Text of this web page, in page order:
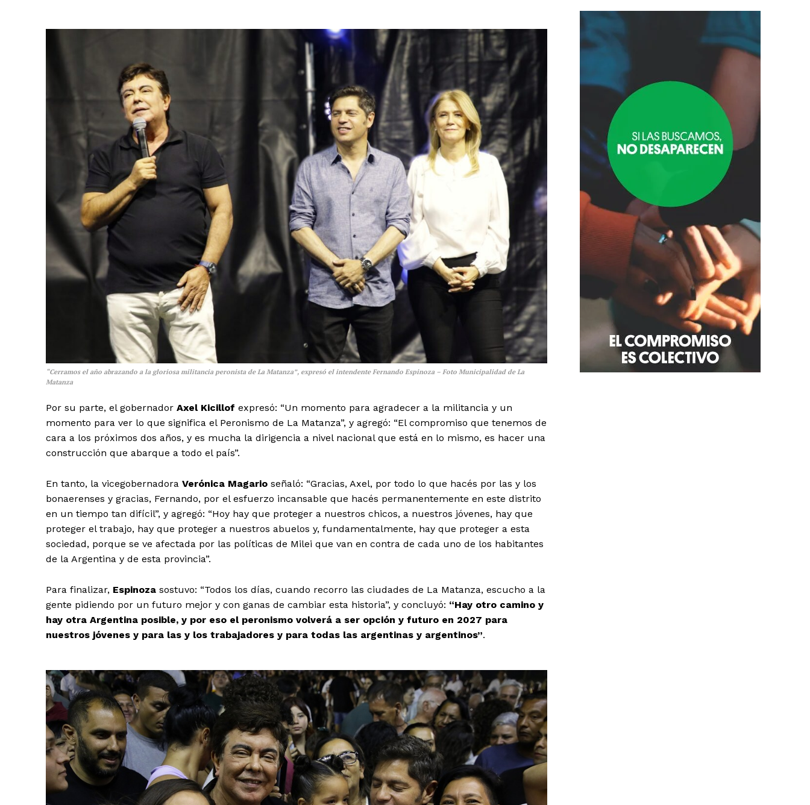
“Cerramos el año abrazando a la gloriosa militancia peronista de La Matanza”, expresó el intendente Fernando Espinoza – Foto Municipalidad de La
Matanza
Por su parte, el gobernador Axel Kicillof expresó: “Un momento para agradecer a la militancia y un
momento para ver lo que significa el Peronismo de La Matanza”, y agregó: “El compromiso que tenemos de
cara a los próximos dos años, y es mucha la dirigencia a nivel nacional que está en lo mismo, es hacer una
construcción que abarque a todo el país”.
En tanto, la vicegobernadora Verónica Magario señaló: “Gracias, Axel, por todo lo que hacés por las y los
bonaerenses y gracias, Fernando, por el esfuerzo incansable que hacés permanentemente en este distrito
en un tiempo tan difícil”, y agregó: “Hoy hay que proteger a nuestros chicos, a nuestros jóvenes, hay que
proteger el trabajo, hay que proteger a nuestros abuelos y, fundamentalmente, hay que proteger a esta
sociedad, porque se ve afectada por las políticas de Milei que van en contra de cada uno de los habitantes
de la Argentina y de esta provincia”.
Para finalizar, Espinoza sostuvo: “Todos los días, cuando recorro las ciudades de La Matanza, escucho a la
gente pidiendo por un futuro mejor y con ganas de cambiar esta historia”, y concluyó: “Hay otro camino y
hay otra Argentina posible, y por eso el peronismo volverá a ser opción y futuro en 2027 para
nuestros jóvenes y para las y los trabajadores y para todas las argentinas y argentinos”.